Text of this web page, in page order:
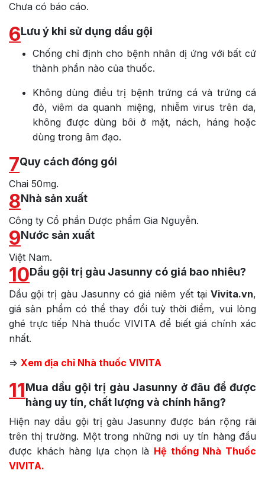
Chưa có báo cáo.
6Lưu ý khi sử dụng dầu gội
Chống chỉ định cho bệnh nhân dị ứng với bất cứ
thành phần nào của thuốc.
Không dùng điều trị bệnh trứng cá và trứng cá
đỏ, viêm da quanh miệng, nhiễm virus trên da,
không được dùng bôi ở mặt, nách, háng hoặc
dùng trong âm đạo.
7Quy cách đóng gói
Chai 50mg.
8Nhà sản xuất
Công ty Cổ phần Dược phẩm Gia Nguyễn.
9Nước sản xuất
Việt Nam.
10Dầu gội trị gàu Jasunny có giá bao nhiêu?
Dầu gội trị gàu Jasunny có giá niêm yết tại Vivita.vn,
giá sản phẩm có thể thay đổi tuỳ thời điểm, vui lòng
ghé trực tiếp Nhà thuốc VIVITA để biết giá chính xác
nhất.
=> Xem địa chỉ Nhà thuốc VIVITA
11Mua dầu gội trị gàu Jasunny ở đâu để được
hàng uy tín, chất lượng và chính hãng?
Hiện nay dầu gội trị gàu Jasunny được bán rộng rãi
trên thị trường. Một trong những nơi uy tín hàng đầu
được khách hàng lựa chọn là Hệ thống Nhà Thuốc
VIVITA.